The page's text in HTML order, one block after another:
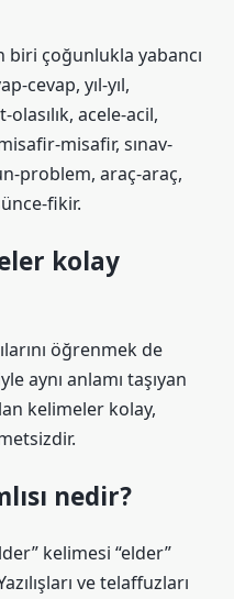
biri çoğunlukla yabancı
cevap, yıl-yıl,
acele-acil,
misafir, sınav-
problem, araç-araç,
fikir.
kolay
öğrenmek de
aynı anlamı taşıyan
kelimeler kolay,
nedir?
kelimesi “elder”
ve telaffuzları